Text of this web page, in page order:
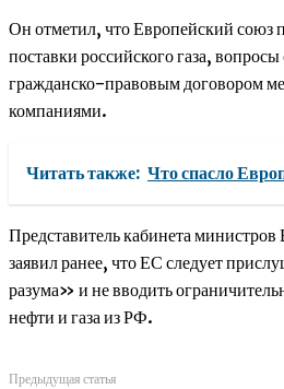
Он отметил, что Европейский союз
поставки российского газа,
гражданско-правовым договором
компаниями.
Читать также: Что спасло
Представитель кабинета
заявил ранее, что ЕС следует
разума» и не вводить
нефти и газа из РФ.
Предыдущая статья